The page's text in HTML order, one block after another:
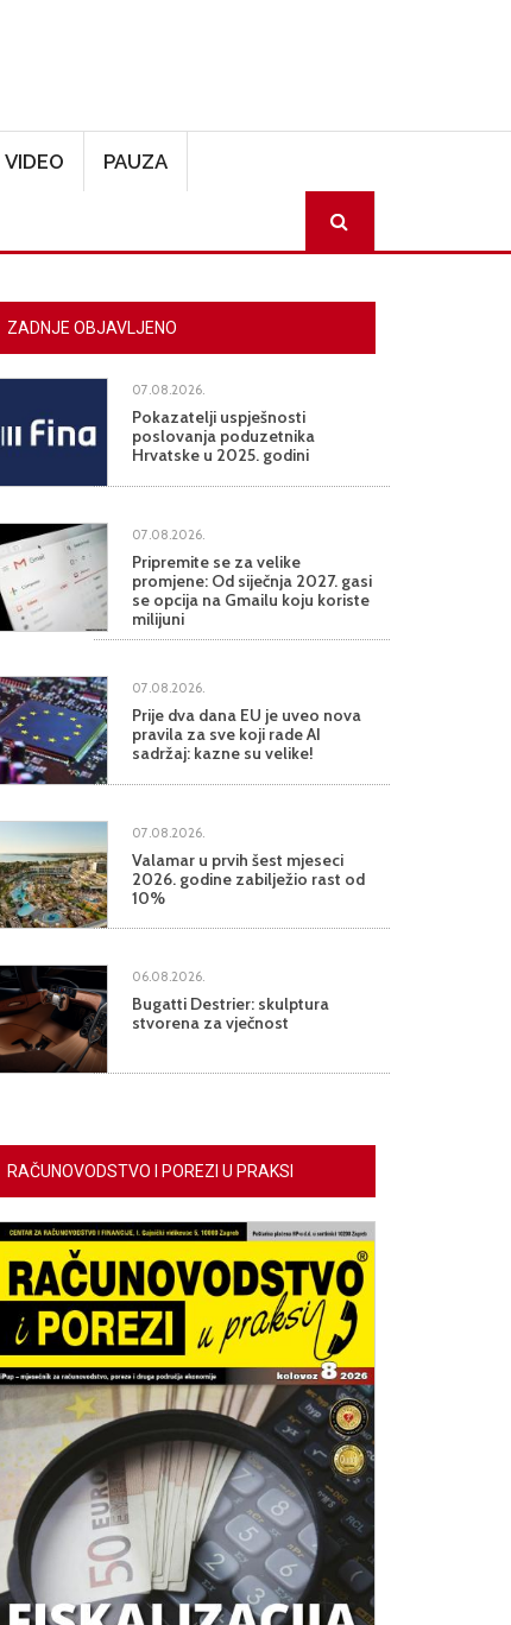
VIDEO PAUZA
ZADNJE OBJAVLJENO
07.08.2026.
Pokazatelji uspješnosti
poslovanja poduzetnika
Hrvatske u 2025. godini
07.08.2026.
Pripremite se za velike
promjene: Od siječnja 2027. gasi
se opcija na Gmailu koju koriste
milijuni
07.08.2026.
Prije dva dana EU je uveo nova
pravila za sve koji rade AI
sadržaj: kazne su velike!
07.08.2026.
Valamar u prvih šest mjeseci
2026. godine zabilježio rast od
10%
06.08.2026.
Bugatti Destrier: skulptura
stvorena za vječnost
RAČUNOVODSTVO I POREZI U PRAKSI